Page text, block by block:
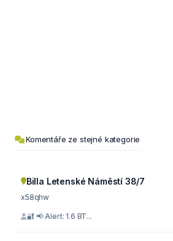
Komentáře ze stejné kategorie
Billa Letenské Náměstí 38/7
x58qhw
🔐 📢 Alert: 1.6 BT...